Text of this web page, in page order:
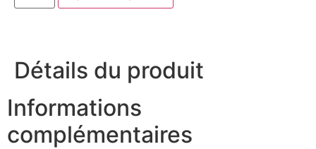
Détails du produit
Informations
complémentaires